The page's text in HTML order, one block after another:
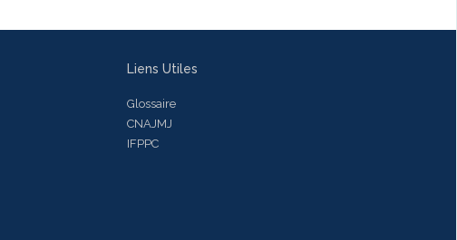
Liens Utiles
Glossaire
CNAJMJ
IFPPC